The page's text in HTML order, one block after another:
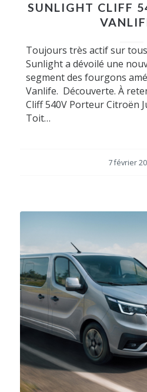
SUNLIGHT CLIFF
Toujours très actif sur
Sunlight a dévoilé une
segment des fourgons
Vanlife. Découverte. À
Cliff 540V Porteur Citroën
Toit…
7 février